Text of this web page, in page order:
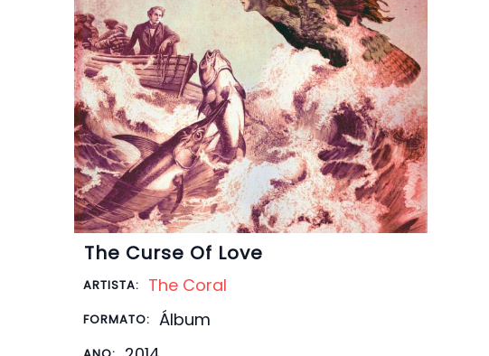
The Curse Of Love
ARTISTA: The Coral
FORMATO: Álbum